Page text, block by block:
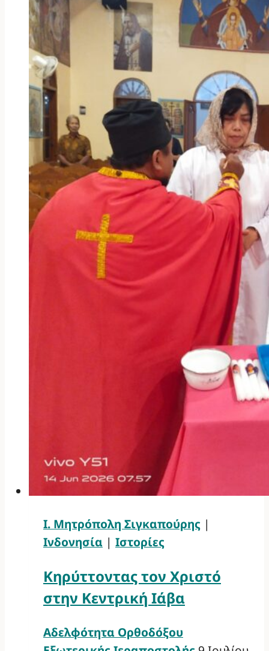
Ι. Μητρόπολη Σιγκαπούρης |
Ινδονησία | Ιστορίες
Κηρύττοντας τον Χριστό
στην Κεντρική Ιάβα
Αδελφότητα Ορθοδόξου